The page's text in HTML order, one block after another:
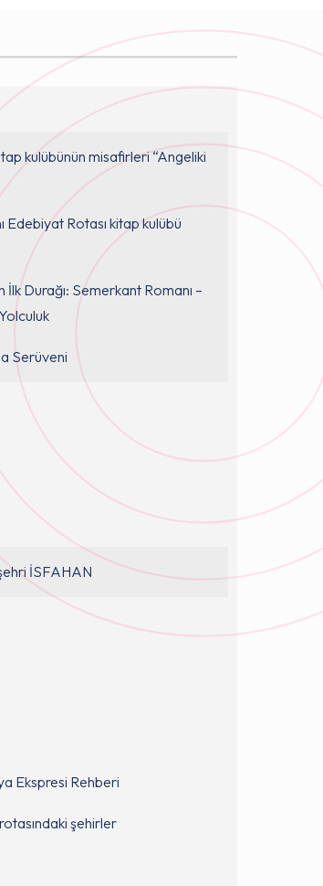
kulübünün misafirleri “Angeliki
Edebiyat Rotası kitap kulübü
İlk Durağı: Semerkant Romanı –
Serüveni
İSFAHAN
Ekspresi Rehberi
şehirler